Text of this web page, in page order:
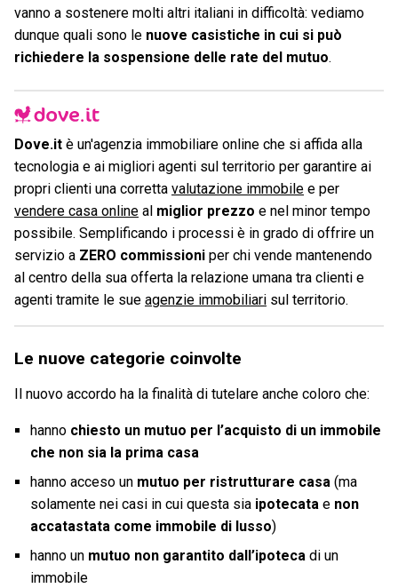
vanno a sostenere molti altri italiani in difficoltà: vediamo
dunque quali sono le nuove casistiche in cui si può
richiedere la sospensione delle rate del mutuo.
Dove.it è un'agenzia immobiliare online che si affida alla
tecnologia e ai migliori agenti sul territorio per garantire ai
propri clienti una corretta valutazione immobile e per
vendere casa online al miglior prezzo e nel minor tempo
possibile. Semplificando i processi è in grado di offrire un
servizio a ZERO commissioni per chi vende mantenendo
al centro della sua offerta la relazione umana tra clienti e
agenti tramite le sue agenzie immobiliari sul territorio.
Le nuove categorie coinvolte
Il nuovo accordo ha la finalità di tutelare anche coloro che:
hanno chiesto un mutuo per l’acquisto di un immobile
che non sia la prima casa
hanno acceso un mutuo per ristrutturare casa(ma
solamente nei casi in cui questa sia ipotecatae non
accatastata come immobile di lusso)
hanno un mutuo non garantito dall’ipotecadi un
immobile